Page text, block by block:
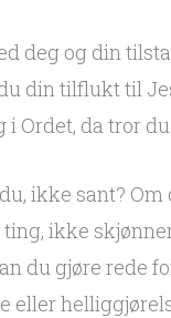
deg og din
din tilflukt til
i Ordet, da tror
ikke sant?
ikke
du gjøre rede
eller